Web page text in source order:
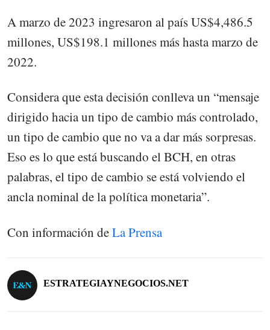
A marzo de 2023 ingresaron al país US$4,486.5
millones, US$198.1 millones más hasta marzo de
2022.
Considera que esta decisión conlleva un “mensaje
dirigido hacia un tipo de cambio más controlado,
un tipo de cambio que no va a dar más sorpresas.
Eso es lo que está buscando el BCH, en otras
palabras, el tipo de cambio se está volviendo el
ancla nominal de la política monetaria”.
Con información deLa Prensa
ESTRATEGIAYNEGOCIOS.NET